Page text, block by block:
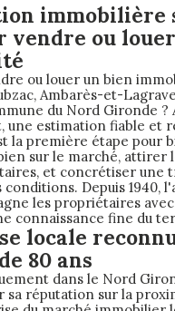
immobilière
vendre ou
ou louer un bien
Ambarès-et-
du Nord Gironde ?
une estimation fiable et
la première étape pour
sur le marché, attirer
et concrétiser une
Depuis 1940,
les propriétaires
connaissance fine du
locale
80 ans
dans le Nord
sa réputation sur la